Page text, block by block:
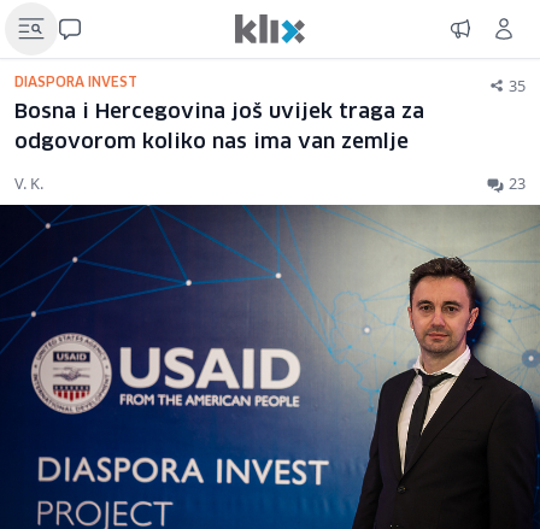
DIASPORA INVEST 35
Bosna i Hercegovina još uvijek traga za
odgovorom koliko nas ima van zemlje
V. K. 23